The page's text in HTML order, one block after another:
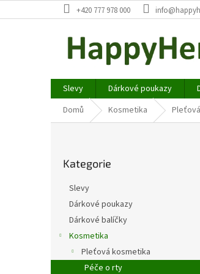
na
+420 777 978 000
Slevy Dárkové poukazy
Domů
Kosmetika
a
kategorie
Kategorie
Slevy
Dárkové poukazy
Dárkové balíčky
Kosmetika
Pleťová kosmetika
Péče o rty